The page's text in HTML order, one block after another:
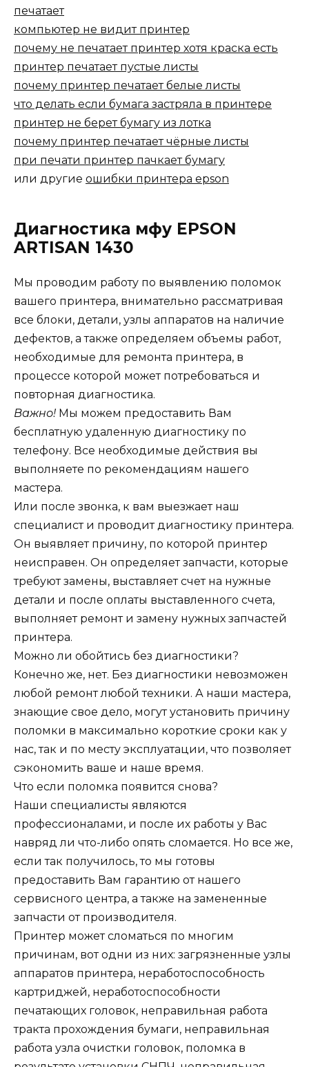
печатает
компьютер не видит принтер
почему не печатает принтер хотя краска есть
принтер печатает пустые листы
почему принтер печатает белые листы
что делать если бумага застряла в принтере
принтер не берет бумагу из лотка
почему принтер печатает чёрные листы
при печати принтер пачкает бумагу
или другие ошибки принтера epson
Диагностика мфу EPSON
ARTISAN 1430
Мы проводим работу по выявлению поломок
вашего принтера, внимательно рассматривая
все блоки, детали, узлы аппаратов на наличие
дефектов, а также определяем объемы работ,
необходимые для ремонта принтера, в
процессе которой может потребоваться и
повторная диагностика.
Важно! Мы можем предоставить Вам
бесплатную удаленную диагностику по
телефону. Все необходимые действия вы
выполняете по рекомендациям нашего
мастера.
Или после звонка, к вам выезжает наш
специалист и проводит диагностику принтера.
Он выявляет причину, по которой принтер
неисправен. Он определяет запчасти, которые
требуют замены, выставляет счет на нужные
детали и после оплаты выставленного счета,
выполняет ремонт и замену нужных запчастей
принтера.
Можно ли обойтись без диагностики?
Конечно же, нет. Без диагностики невозможен
любой ремонт любой техники. А наши мастера,
знающие свое дело, могут установить причину
поломки в максимально короткие сроки как у
нас, так и по месту эксплуатации, что позволяет
сэкономить ваше и наше время.
Что если поломка появится снова?
Наши специалисты являются
профессионалами, и после их работы у Вас
навряд ли что-либо опять сломается. Но все же,
если так получилось, то мы готовы
предоставить Вам гарантию от нашего
сервисного центра, а также на замененные
запчасти от производителя.
Принтер может сломаться по многим
причинам, вот одни из них: загрязненные узлы
аппаратов принтера, неработоспособность
картриджей, неработоспособности
печатающих головок, неправильная работа
тракта прохождения бумаги, неправильная
работа узла очистки головок, поломка в